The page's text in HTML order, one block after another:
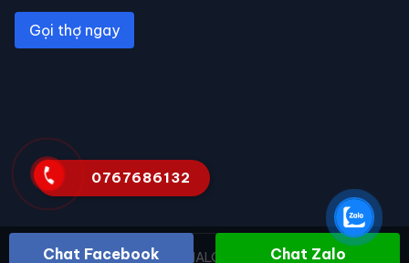
Gọi thợ ngay
© 2026 Điện Lạnh HALO. All rights reserved.
0767686132
Chat Facebook Chat Zalo